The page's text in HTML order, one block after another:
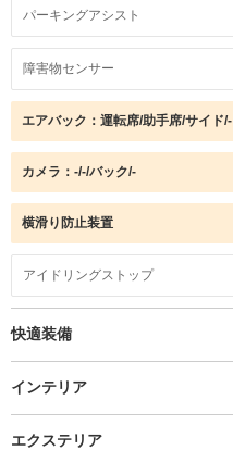
パーキングアシスト
障害物センサー
エアバック：運転席/助手席/サイド/-
カメラ：-/-/バック/-
横滑り防止装置
アイドリングストップ
快適装備
インテリア
エクステリア